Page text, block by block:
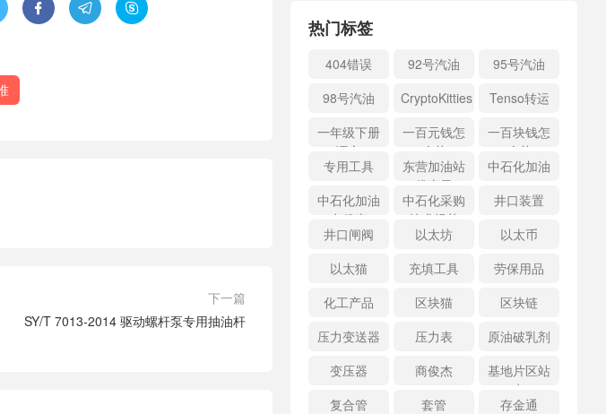
  
下一篇
SY/T 7013-2014 驱动螺杆泵专用抽油杆
热门标签
404错误 92号汽油
95号汽油
98号汽油
CryptoKitties
Tenso转运
一年级下册
语文
一百元钱怎
么花
一百块钱怎
么花
专用工具
东营加油站
优惠日
中石化加油
中石化加油
卡优惠
中石化采购
技术规范
井口装置
井口闸阀
以太坊
以太币
以太猫
充填工具
劳保用品
化工产品
区块猫
区块链
压力变送器
压力表
原油破乳剂
变压器
商俊杰
基地片区站
点
复合管
套管
存金通